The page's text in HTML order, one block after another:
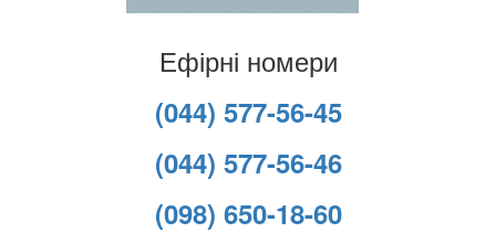
Ефірні номери
(044) 577-56-45
(044) 577-56-46
(098) 650-18-60